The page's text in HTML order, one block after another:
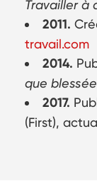
Travailler à
2011.
travail.com
2014.
que blessée
2017.
(First),